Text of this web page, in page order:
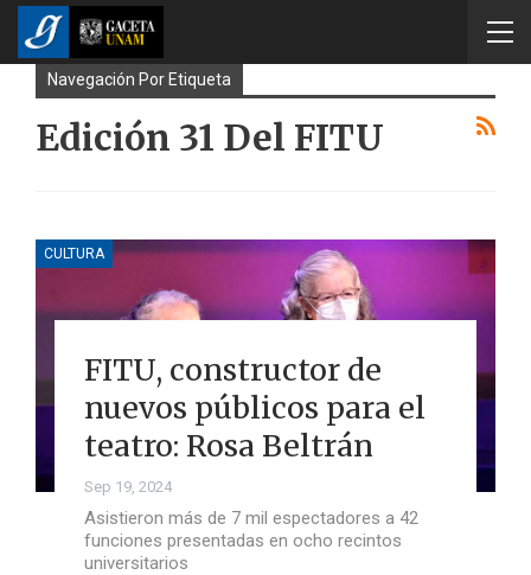
Navegación Por Etiqueta
Edición 31 Del FITU
CULTURA
FITU, constructor de
nuevos públicos para el
teatro: Rosa Beltrán
Sep 19, 2024
Asistieron más de 7 mil espectadores a 42
funciones presentadas en ocho recintos
universitarios